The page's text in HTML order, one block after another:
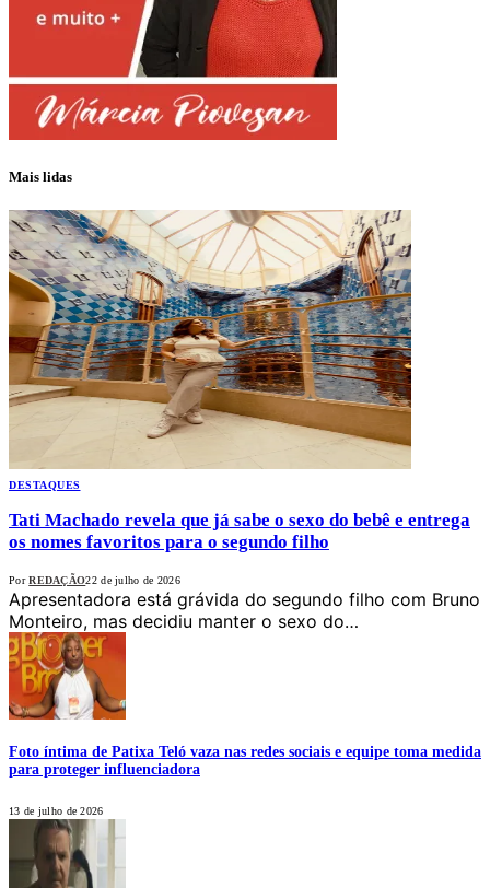
Mais lidas
DESTAQUES
Tati Machado revela que já sabe o sexo do bebê e entrega
os nomes favoritos para o segundo filho
Por REDAÇÃO22 de julho de 2026
Apresentadora está grávida do segundo filho com Bruno
Monteiro, mas decidiu manter o sexo do…
Foto íntima de Patixa Teló vaza nas redes sociais e equipe toma medida
para proteger influenciadora
13 de julho de 2026